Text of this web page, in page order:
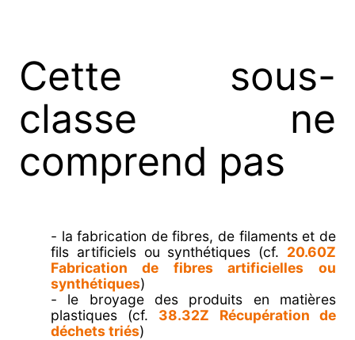
Cette sous-
classe ne
comprend pas
- la fabrication de fibres, de filaments et de
fils artificiels ou synthétiques (cf. 20.60Z
Fabrication de fibres artificielles ou
synthétiques)
- le broyage des produits en matières
plastiques (cf. 38.32Z Récupération de
déchets triés)